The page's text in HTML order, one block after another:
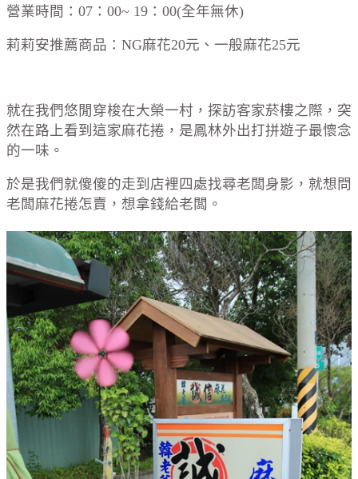
營業時間：07：00~ 19：00(全年無休)
莉莉安推薦商品：NG麻花20元、一般麻花25元
就在我們悠閒穿梭在大榮一村，探訪客家菸樓之際，突
然在路上看到這家麻花捲，是鳳林外出打拼遊子最懷念
的一味。
於是我們就傻傻的走到店裡四處找尋老闆身影，就想問
老闆麻花捲怎賣，想拿錢給老闆。